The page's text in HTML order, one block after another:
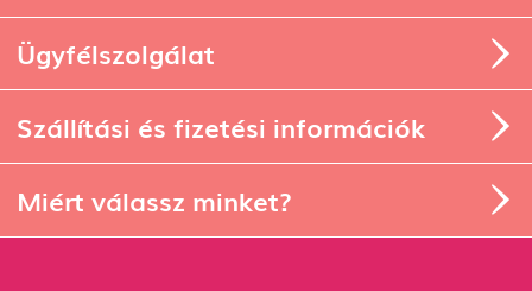
Ügyfélszolgálat
Szállítási és fizetési információk
Miért válassz minket?